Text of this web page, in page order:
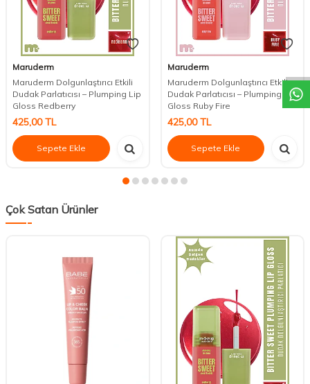
DESTEK
Maruderm
Maruderm Dolgunlaştırıcı Etkili
Dudak Parlatıcısı – Plumping Lip
Gloss Redberry
425,00TL
Sepete Ekle
Maruderm
Maruderm Dolgunlaştırıcı Etkili
Dudak Parlatıcısı – Plumping Lip
Gloss Ruby Fire
425,00TL
Sepete Ekle
Çok Satan Ürünler